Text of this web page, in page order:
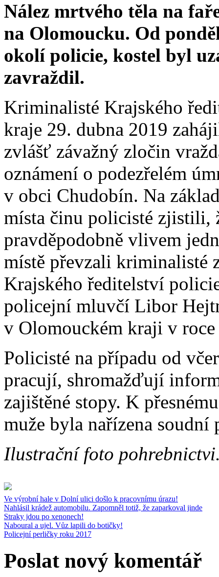
Nález mrtvého těla na
na Olomoucku. Od
okolí policie, kostel byl
zavraždil.
Kriminalisté Krajského
kraje 29. dubna 2019
zvlášť závažný zločin
oznámení o podezřelém
v obci Chudobín. Na
místa činu policisté zjistili,
pravděpodobně vlivem
místě převzali kriminalisté
Krajského ředitelství
policejní mluvčí Libor
v Olomouckém kraji v
Policisté na případu od
pracují, shromažďují
zajištěné stopy. K
muže byla nařízena soudní
Ilustrační foto
Ve výrobní hale v Dolní ulici došlo k pracovnímu úrazu!
Nahlásil krádež automobilu. Zapomněl totiž, že zaparkoval jinde
Straky jdou po xenonech!
Naboural a ujel. Vůz lapili do botičky!
Policejní perličky roku 2017
Poslat nový komentář